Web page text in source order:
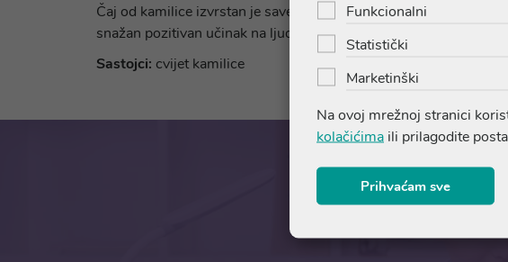
Čaj od kamilice izvrstan je saveznik ljepoti i zdravlju kože.
Čaj
snažan pozitivan učinak na ljudski organizam.
Sastojci: cvijet kamilice
Funkcionalni
Statistički
Marketinški
Na ovoj mrežnoj stranici
kolačićima ili prilagodite
Prihvaćam sve